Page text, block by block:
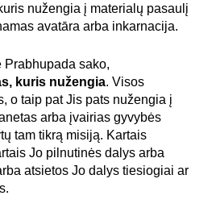
nužengia į materialų pasaulį
avatāra arba inkarnacija.
Prabhupada sako,
kuris nužengia. Visos
o taip pat Jis pats nužengia į
arba įvairias gyvybės
tam tikrą misiją. Kartais
Jo pilnutinės dalys arba
atsietos Jo dalys tiesiogiai ar